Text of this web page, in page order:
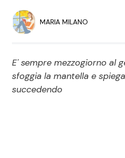
Economia
Persone Scomparse
Politica
MARIA MILANO
E' sempre mezzogiorno al
sfoggia la mantella e
succedendo